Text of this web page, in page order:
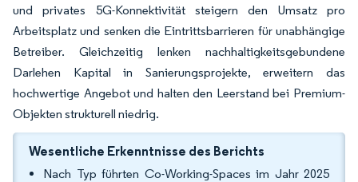
und privates 5G-Konnektivität steigern den Umsatz pro
Arbeitsplatz und senken die Eintrittsbarrieren für unabhängige
Betreiber. Gleichzeitig lenken nachhaltigkeitsgebundene
Darlehen Kapital in Sanierungsprojekte, erweitern das
hochwertige Angebot und halten den Leerstand bei Premium-
Objekten strukturell niedrig.
Wesentliche Erkenntnisse des Berichts
Nach Typ führten Co-Working-Spaces im Jahr 2025